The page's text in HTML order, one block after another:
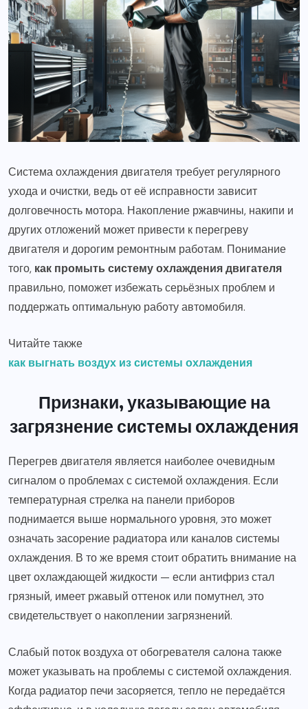
Система охлаждения двигателя требует регулярного
ухода и очистки, ведь от её исправности зависит
долговечность мотора. Накопление ржавчины, накипи и
других отложений может привести к перегреву
двигателя и дорогим ремонтным работам. Понимание
того, как промыть систему охлаждения двигателя
правильно, поможет избежать серьёзных проблем и
поддержать оптимальную работу автомобиля.
Читайте также
как выгнать воздух из системы охлаждения
Признаки, указывающие на
загрязнение системы охлаждения
Перегрев двигателя является наиболее очевидным
сигналом о проблемах с системой охлаждения. Если
температурная стрелка на панели приборов
поднимается выше нормального уровня, это может
означать засорение радиатора или каналов системы
охлаждения. В то же время стоит обратить внимание на
цвет охлаждающей жидкости — если антифриз стал
грязный, имеет ржавый оттенок или помутнел, это
свидетельствует о накоплении загрязнений.
Слабый поток воздуха от обогревателя салона также
может указывать на проблемы с системой охлаждения.
Когда радиатор печи засоряется, тепло не передаётся